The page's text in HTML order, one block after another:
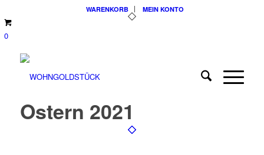
WARENKORB MEIN KONTO
0
Ostern 2021